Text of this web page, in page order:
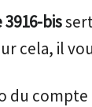
bis
cela, il
du compte